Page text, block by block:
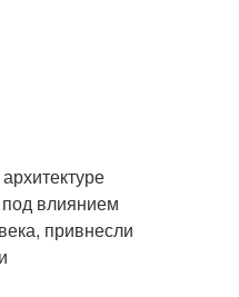
влиянием
привнесли